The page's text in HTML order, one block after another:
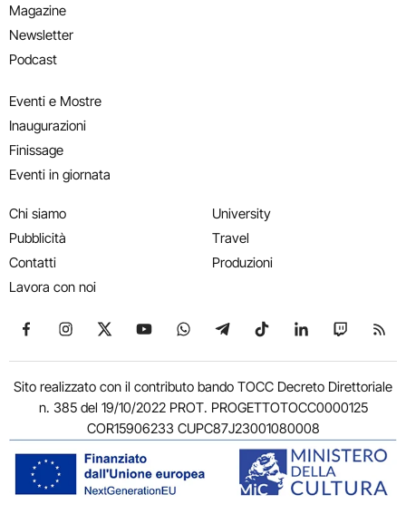
Magazine
Newsletter
Podcast
Eventi e Mostre
Inaugurazioni
Finissage
Eventi in giornata
Chi siamo
Pubblicità
Contatti
Lavora con noi
University
Travel
Produzioni
Seguici su Facebook
Seguici su Instagram
Seguici su X
Seguici su YouTube
Seguici su WhatsApp
Seguici su Telegram
Seguici su TikTok
Seguici su
Seguici
Sito realizzato con il contributo bando TOCC Decreto Direttoriale
n. 385 del 19/10/2022 PROT. PROGETTOTOCC0000125
COR15906233 CUPC87J23001080008